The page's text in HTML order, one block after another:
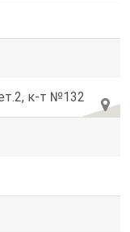
к-т №132